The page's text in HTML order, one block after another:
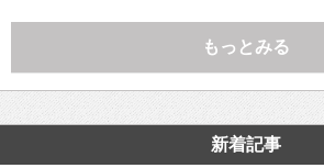
もっとみる
新着記事